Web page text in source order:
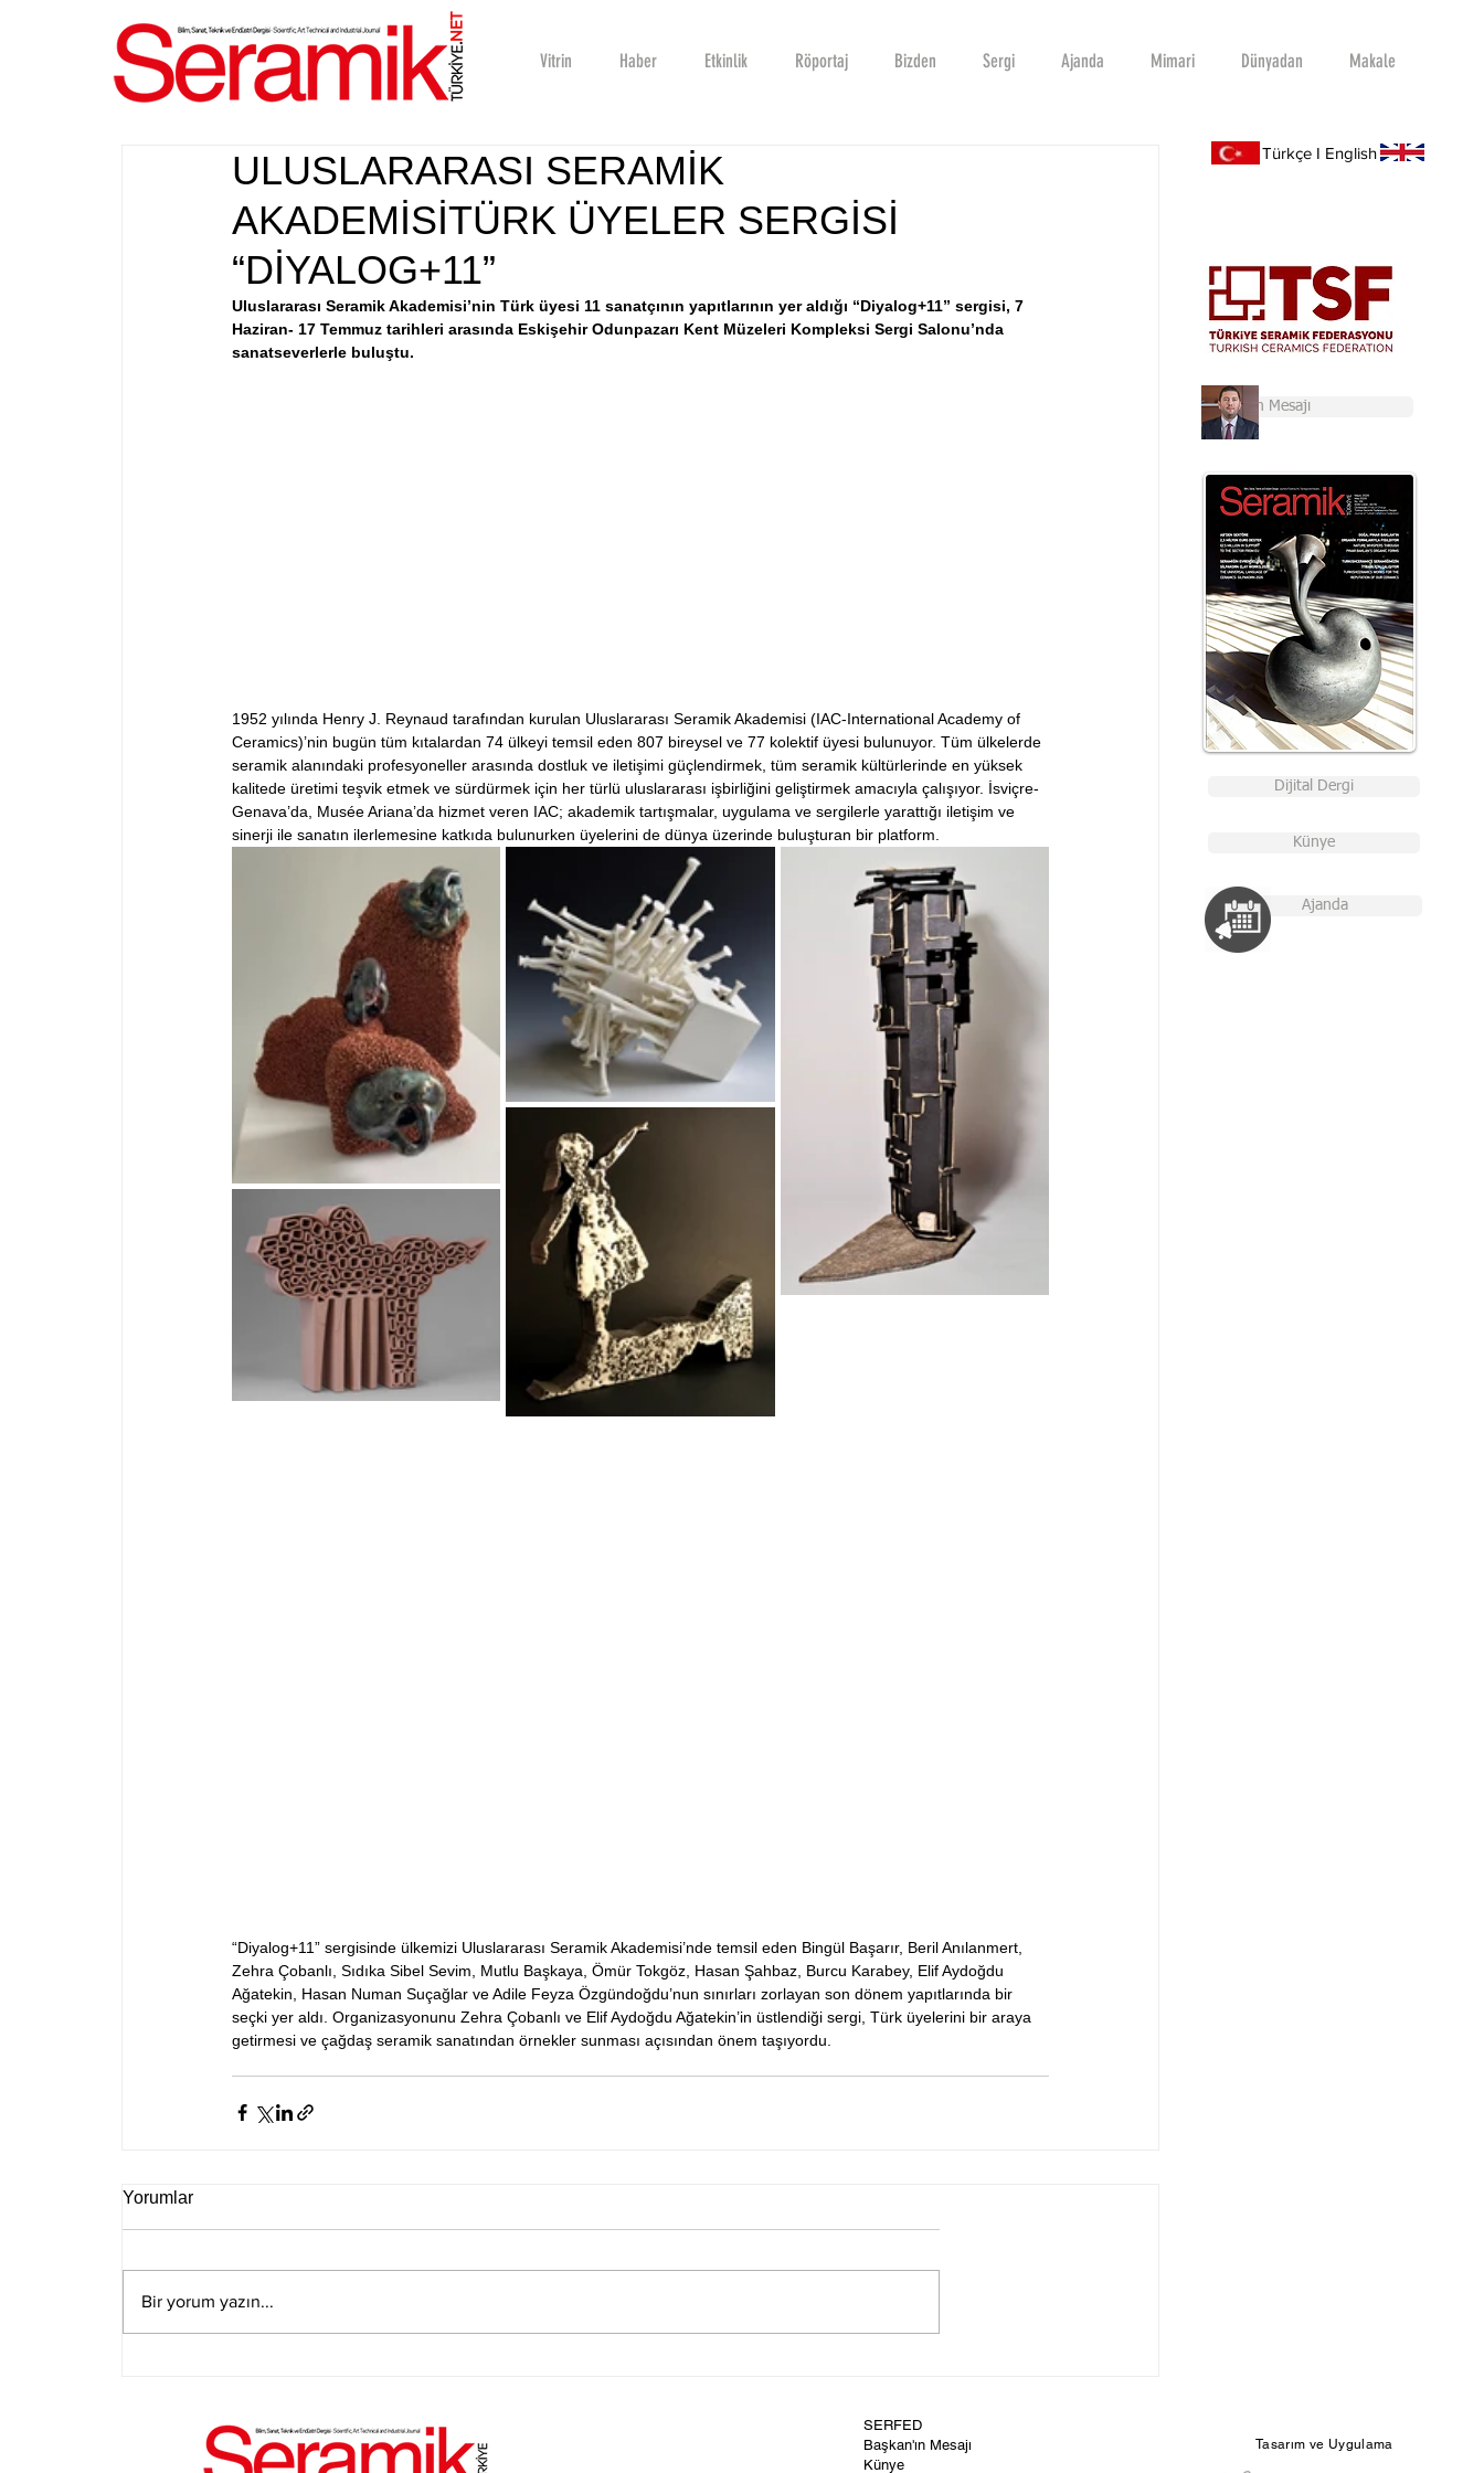
.
NET
Vitrin Haber Etkinlik Röportaj Bizden Sergi Ajanda Mimari Dünyadan Makale
ULUSLARARASI SERAMİK
AKADEMİSİTÜRK ÜYELER SERGİSİ
“DİYALOG+11”
Uluslararası Seramik Akademisi’nin Türk üyesi 11 sanatçının yapıtlarının yer aldığı “Diyalog+11” sergisi, 7
Haziran- 17 Temmuz tarihleri arasında Eskişehir Odunpazarı Kent Müzeleri Kompleksi Sergi Salonu’nda
sanatseverlerle buluştu.
1952 yılında Henry J. Reynaud tarafından kurulan Uluslararası Seramik Akademisi (IAC-International Academy of
Ceramics)’nin bugün tüm kıtalardan 74 ülkeyi temsil eden 807 bireysel ve 77 kolektif üyesi bulunuyor. Tüm ülkelerde
seramik alanındaki profesyoneller arasında dostluk ve iletişimi güçlendirmek, tüm seramik kültürlerinde en yüksek
kalitede üretimi teşvik etmek ve sürdürmek için her türlü uluslararası işbirliğini geliştirmek amacıyla çalışıyor. İsviçre-
Genava’da, Musée Ariana’da hizmet veren IAC; akademik tartışmalar, uygulama ve sergilerle yarattığı iletişim ve
sinerji ile sanatın ilerlemesine katkıda bulunurken üyelerini de dünya üzerinde buluşturan bir platform.
“Diyalog+11” sergisinde ülkemizi Uluslararası Seramik Akademisi’nde temsil eden Bingül Başarır, Beril Anılanmert,
Zehra Çobanlı, Sıdıka Sibel Sevim, Mutlu Başkaya, Ömür Tokgöz, Hasan Şahbaz, Burcu Karabey, Elif Aydoğdu
Ağatekin, Hasan Numan Suçağlar ve Adile Feyza Özgündoğdu’nun sınırları zorlayan son dönem yapıtlarında bir
seçki yer aldı. Organizasyonunu Zehra Çobanlı ve Elif Aydoğdu Ağatekin’in üstlendiği sergi, Türk üyelerini bir araya
getirmesi ve çağdaş seramik sanatından örnekler sunması açısından önem taşıyordu.
Yorumlar
Bir yorum yazın...
Dijital Dergi
Künye
Ajanda
Türkçe I English
Başkan'ın Mesajı
SERFED
Başkan'ın Mesajı
Künye
Tasarım ve Uygulama